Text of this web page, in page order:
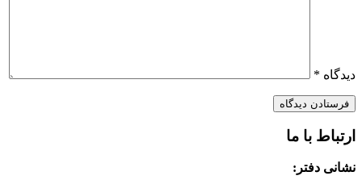
دیدگاه *
ارتباط با ما
نشانی دفتر: